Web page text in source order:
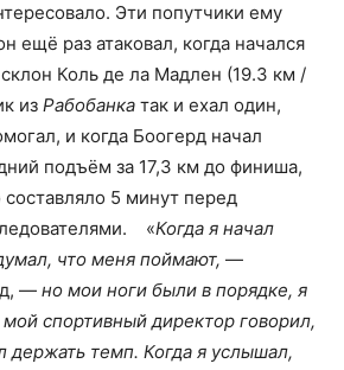
Эти попутчики ему
ещё раз атаковал, когда начался
Коль де ла Мадлен (19.3 км /
из Рабобанка так и ехал один,
и когда Боогерд начал
подъём за 17,3 км до финиша,
5 минут перед
«Когда я начал
что меня поймают, —
— но мои ноги были в порядке, я
спортивный директор говорил,
держать темп. Когда я услышал,